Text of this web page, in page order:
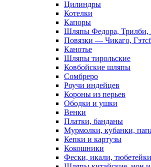
Цилиндры
Котелки
Капоры
Шляпы Федора, Трилби,
Повязки — Чикаго,
Канотье
Шляпы тирольские
Ковбойские шляпы
Сомбреро
Роучи индейцев
Короны из перьев
Ободки и ушки
Венки
Платки, банданы
Мурмолки, кубанки,
Кепки и картузы
Кокошники
Фески, икали,